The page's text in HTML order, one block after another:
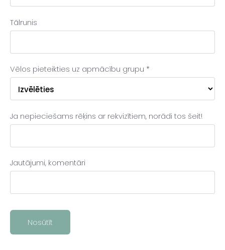
Tālrunis
Vēlos pieteikties uz apmācību grupu *
Ja nepieciešams rēķins ar rekvizītiem, norādi tos šeit!
Jautājumi, komentāri